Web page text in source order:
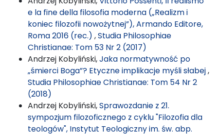
e la fine della filosofia moderna („Realizm i
koniec filozofii nowożytnej”), Armando Editore,
Roma 2016 (rec.) ,Studia Philosophiae
Christianae: Tom 53 Nr 2 (2017)
Andrzej Kobyliński,Jaka normatywność po
„śmierci Boga”? Etyczne implikacje myśli słabej,
Studia Philosophiae Christianae: Tom 54 Nr 2
(2018)
Andrzej Kobyliński,Sprawozdanie z 21.
sympozjum filozoficznego z cyklu "Filozofia dla
teologów", Instytut Teologiczny im. św. abp.